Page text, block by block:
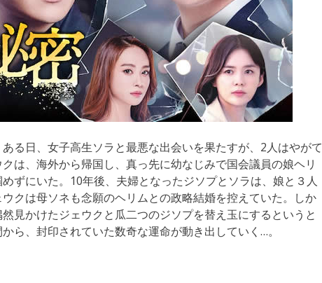
る日、女子高生ソラと最悪な出会いを果たすが、2人はやがて
は、海外から帰国し、真っ先に幼なじみで国会議員の娘ヘリ
ずにいた。10年後、夫婦となったジソプとソラは、娘と３人
クは母ソネも念願のヘリムとの政略結婚を控えていた。しか
見かけたジェウクと瓜二つのジソプを替え玉にするというと
ら、封印されていた数奇な運命が動き出していく…。